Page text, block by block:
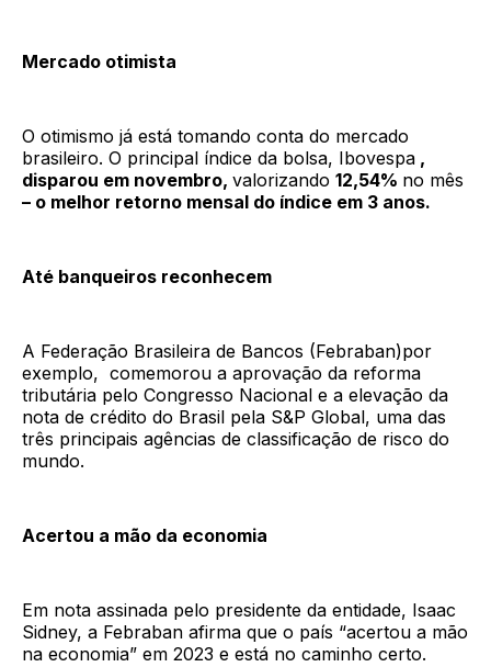
Mercado otimista
O otimismo já está tomando conta do mercado
brasileiro. O principal índice da bolsa, Ibovespa ,
disparou em novembro, valorizando 12,54% no mês
– o melhor retorno mensal do índice em 3 anos.
Até banqueiros reconhecem
A Federação Brasileira de Bancos (Febraban)por
exemplo, comemorou a aprovação da reforma
tributária pelo Congresso Nacional e a elevação da
nota de crédito do Brasil pela S&P Global, uma das
três principais agências de classificação de risco do
mundo.
Acertou a mão da economia
Em nota assinada pelo presidente da entidade, Isaac
Sidney, a Febraban afirma que o país “acertou a mão
na economia” em 2023 e está no caminho certo.